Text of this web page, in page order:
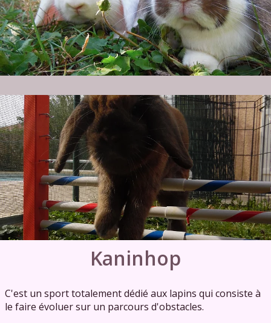
Kaninhop
C'est un sport totalement dédié aux lapins qui consiste à
le faire évoluer sur un parcours d'obstacles.